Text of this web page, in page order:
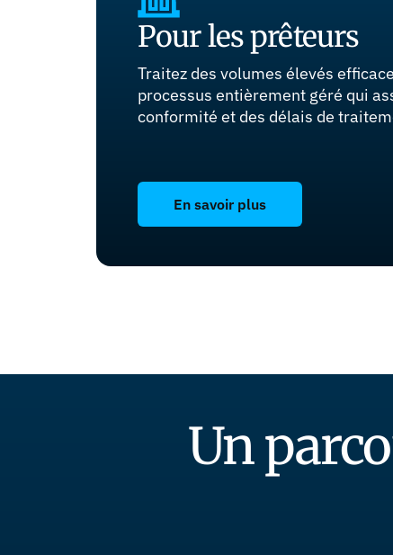
Pour les prêteurs
Traitez des volumes élevés
processus entièrement géré qui
conformité et des délais de
En savoir plus
Un